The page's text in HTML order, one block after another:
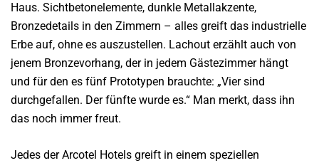
Haus. Sichtbetonelemente, dunkle Metallakzente,
Bronzedetails in den Zimmern – alles greift das industrielle
Erbe auf, ohne es auszustellen. Lachout erzählt auch von
jenem Bronzevorhang, der in jedem Gästezimmer hängt
und für den es fünf Prototypen brauchte: „Vier sind
durchgefallen. Der fünfte wurde es.“ Man merkt, dass ihn
das noch immer freut.
Jedes der Arcotel Hotels greift in einem speziellen